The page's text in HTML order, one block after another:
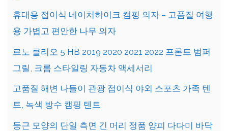
휴대용 접이식 네이처하이크 캠핑 의자 – 고품질 여행
용 가볍고 편안한 나무 의자
르노 클리오 5 HB 2019 2020 2021 2022 프론트 범퍼
그릴, 크롬 스타일링 자동차 액세서리
고품질 해변 나들이 관광 접이식 야외 스포츠 가족 텐
트, 녹색 방수 캠핑 텐트
둥근 모양의 단일 측면 긴 머리 정품 양피 다다미 바닥